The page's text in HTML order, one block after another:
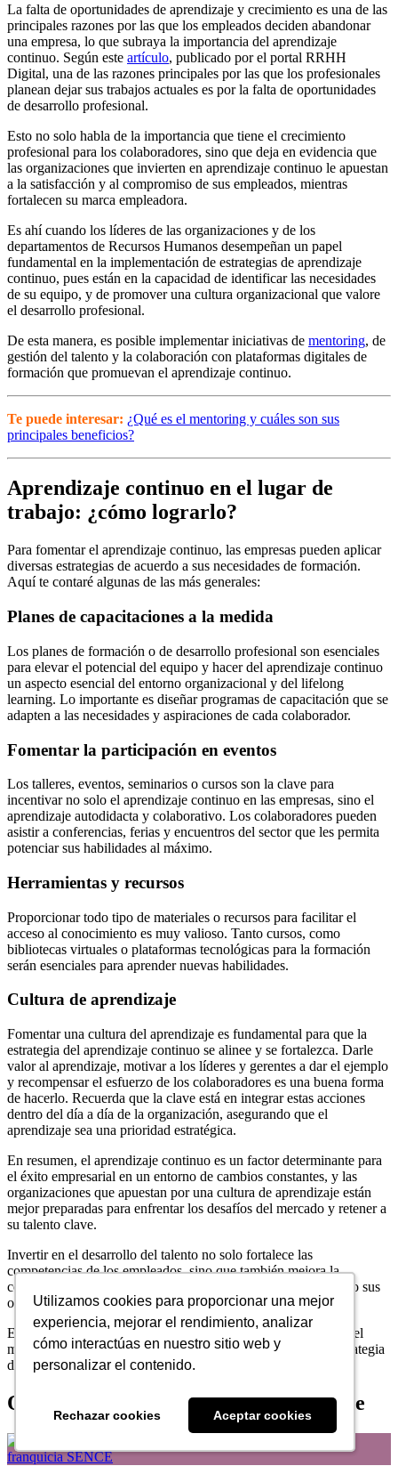
Utilizamos cookies para proporcionar una mejor
experiencia, mejorar el rendimiento, analizar
cómo interactúas en nuestro sitio web y
personalizar el contenido.
Rechazar cookies Aceptar cookies
Utilizamos cookies para proporcionar una mejor
experiencia, mejorar el rendimiento, analizar
cómo interactúas en nuestro sitio web y
personalizar el contenido.
Rechazar cookies Aceptar cookies
La falta de oportunidades de aprendizaje y crecimiento es una de las
principales razones por las que los empleados deciden abandonar
una empresa, lo que subraya la importancia del aprendizaje
continuo. Según este artículo, publicado por el portal RRHH
Digital, una de las razones principales por las que los profesionales
planean dejar sus trabajos actuales es por la falta de oportunidades
de desarrollo profesional.
Esto no solo habla de la importancia que tiene el crecimiento
profesional para los colaboradores, sino que deja en evidencia que
las organizaciones que invierten en aprendizaje continuo le apuestan
a la satisfacción y al compromiso de sus empleados, mientras
fortalecen su marca empleadora.
Es ahí cuando los líderes de las organizaciones y de los
departamentos de Recursos Humanos desempeñan un papel
fundamental en la implementación de estrategias de aprendizaje
continuo, pues están en la capacidad de identificar las necesidades
de su equipo, y de promover una cultura organizacional que valore
el desarrollo profesional.
De esta manera, es posible implementar iniciativas de mentoring, de
gestión del talento y la colaboración con plataformas digitales de
formación que promuevan el aprendizaje continuo.
Te puede interesar: ¿Qué es el mentoring y cuáles son sus
principales beneficios?
Aprendizaje continuo en el lugar de
trabajo: ¿cómo lograrlo?
Para fomentar el aprendizaje continuo, las empresas pueden aplicar
diversas estrategias de acuerdo a sus necesidades de formación.
Aquí te contaré algunas de las más generales:
Planes de capacitaciones a la medida
Los planes de formación o de desarrollo profesional son esenciales
para elevar el potencial del equipo y hacer del aprendizaje continuo
un aspecto esencial del entorno organizacional y del lifelong
learning. Lo importante es diseñar programas de capacitación que se
adapten a las necesidades y aspiraciones de cada colaborador.
Fomentar la participación en eventos
Los talleres, eventos, seminarios o cursos son la clave para
incentivar no solo el aprendizaje continuo en las empresas, sino el
aprendizaje autodidacta y colaborativo. Los colaboradores pueden
asistir a conferencias, ferias y encuentros del sector que les permita
potenciar sus habilidades al máximo.
Herramientas y recursos
Proporcionar todo tipo de materiales o recursos para facilitar el
acceso al conocimiento es muy valioso. Tanto cursos, como
bibliotecas virtuales o plataformas tecnológicas para la formación
serán esenciales para aprender nuevas habilidades.
Cultura de aprendizaje
Fomentar una cultura del aprendizaje es fundamental para que la
estrategia del aprendizaje continuo se alinee y se fortalezca. Darle
valor al aprendizaje, motivar a los líderes y gerentes a dar el ejemplo
y recompensar el esfuerzo de los colaboradores es una buena forma
de hacerlo. Recuerda que la clave está en integrar estas acciones
dentro del día a día de la organización, asegurando que el
aprendizaje sea una prioridad estratégica.
En resumen, el aprendizaje continuo es un factor determinante para
el éxito empresarial en un entorno de cambios constantes, y las
organizaciones que apuestan por una cultura de aprendizaje están
mejor preparadas para enfrentar los desafíos del mercado y retener a
su talento clave.
Invertir en el desarrollo del talento no solo fortalece las
competencias de los empleados, sino que también mejora la
competitividad y la adaptabilidad de la organización, alineando sus
objetivos con el aprendizaje continuo.
En
CognosOnline
te acompañamos con la mejor tecnología del
mercado y contenidos de vanguardia, para que logres una estrategia
de aprendizaje continuo exitosa. Da
Otros artículos que podrían interesarte